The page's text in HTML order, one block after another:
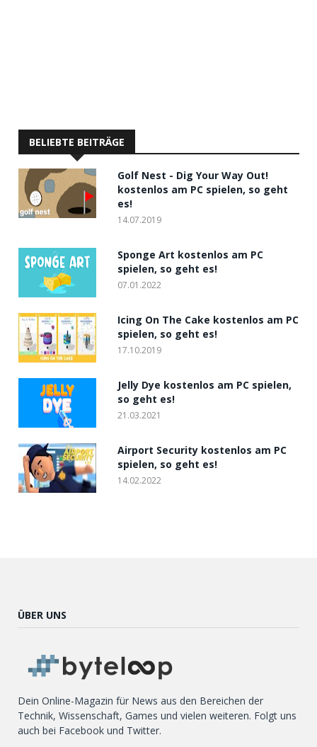
BELIEBTE BEITRÄGE
Golf Nest - Dig Your Way Out!
kostenlos am PC spielen, so geht
es!
14.07.2019
Sponge Art kostenlos am PC
spielen, so geht es!
07.01.2022
Icing On The Cake kostenlos am PC
spielen, so geht es!
17.10.2019
Jelly Dye kostenlos am PC spielen,
so geht es!
21.03.2021
Airport Security kostenlos am PC
spielen, so geht es!
14.02.2022
ÜBER UNS
Dein Online-Magazin für News aus den Bereichen der
Technik, Wissenschaft, Games und vielen weiteren. Folgt uns
auch bei Facebook und Twitter.